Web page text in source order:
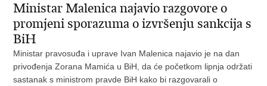
Ministar Malenica najavio razgovore o
promjeni sporazuma o izvršenju sankcija s
BiH
Ministar pravosuđa i uprave Ivan Malenica najavio je na dan
privođenja Zorana Mamića u BiH, da će početkom lipnja održati
sastanak s ministrom pravde BiH kako bi razgovarali o